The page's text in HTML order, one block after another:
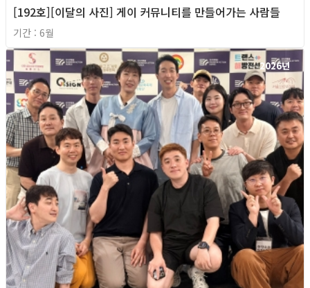
[192호][이달의 사진] 게이 커뮤니티를 만들어가는 사람들
기간 : 6월
2026년